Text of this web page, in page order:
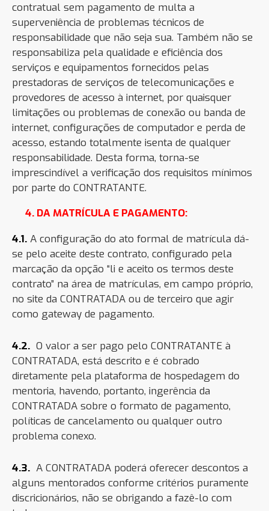
contratual sem pagamento de multa a
superveniência de problemas técnicos de
responsabilidade que não seja sua. Também não se
responsabiliza pela qualidade e eficiência dos
serviços e equipamentos fornecidos pelas
prestadoras de serviços de telecomunicações e
provedores de acesso à internet, por quaisquer
limitações ou problemas de conexão ou banda de
internet, configurações de computador e perda de
acesso, estando totalmente isenta de qualquer
responsabilidade. Desta forma, torna-se
imprescindível a verificação dos requisitos mínimos
por parte do CONTRATANTE.
4. DA MATRÍCULA E PAGAMENTO:
4.1. A configuração do ato formal de matrícula dá-
se pelo aceite deste contrato, configurado pela
marcação da opção “li e aceito os termos deste
contrato” na área de matrículas, em campo próprio,
no site da CONTRATADA ou de terceiro que agir
como gateway de pagamento.
4.2. O valor a ser pago pelo CONTRATANTE à
CONTRATADA, está descrito e é cobrado
diretamente pela plataforma de hospedagem do
mentoria, havendo, portanto, ingerência da
CONTRATADA sobre o formato de pagamento,
políticas de cancelamento ou qualquer outro
problema conexo.
4.3. A CONTRATADA poderá oferecer descontos a
alguns mentorados conforme critérios puramente
discricionários, não se obrigando a fazê-lo com